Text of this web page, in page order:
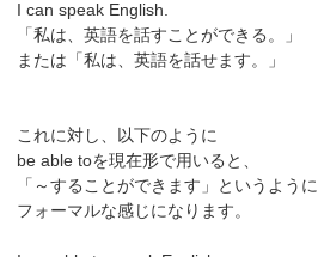
I can speak English.
「私は、英語を話すことができる。」
または「私は、英語を話せます。」
これに対し、以下のように
be able toを現在形で用いると、
「～することができます」というように
フォーマルな感じになります。